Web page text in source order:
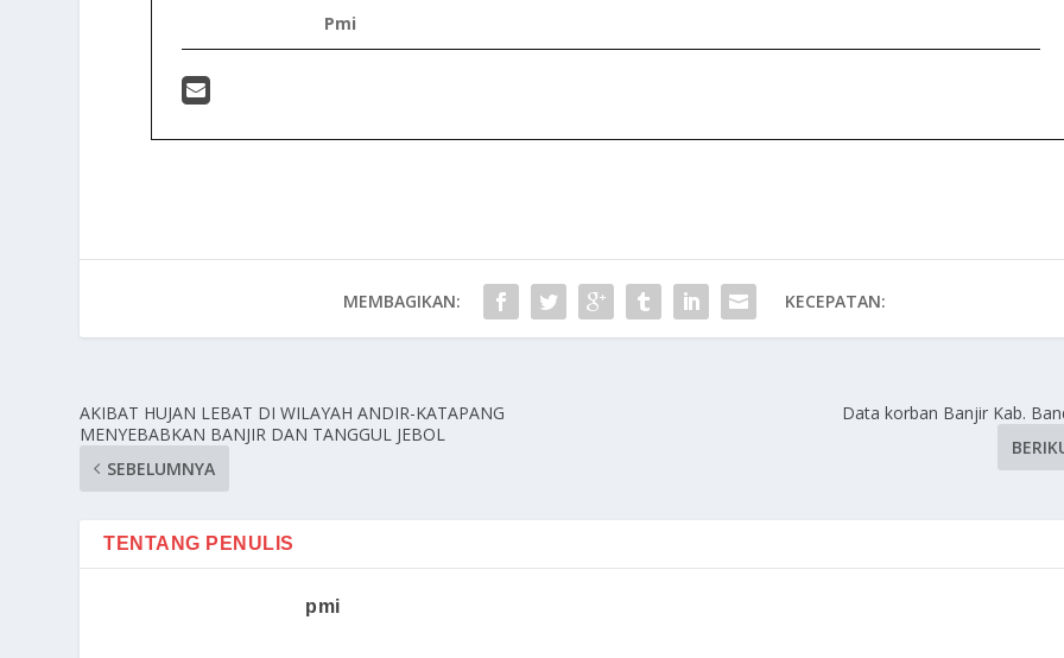
Pmi
MEMBAGIKAN: KECEPATAN:
AKIBAT HUJAN LEBAT DI WILAYAH ANDIR-KATAPANG
MENYEBABKAN BANJIR DAN TANGGUL JEBOL
SEBELUMNYA
Data korban Banjir Kab.
TENTANG PENULIS
pmi